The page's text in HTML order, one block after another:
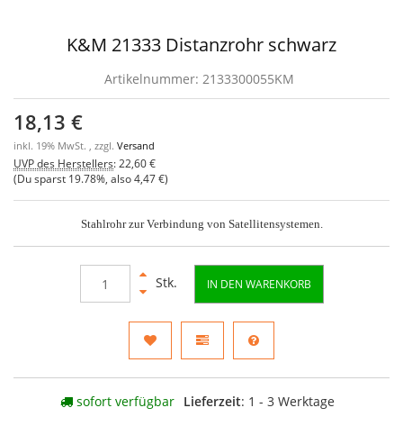
K&M 21333 Distanzrohr schwarz
Artikelnummer: 2133300055KM
18,13 €
inkl. 19% MwSt. , zzgl. Versand
UVP des Herstellers: 22,60 €
(Du sparst 19.78% , also4,47 €)
Stahlrohr zur Verbindung von Satellitensystemen.
Stk. IN DEN WARENKORB
sofort verfügbar Lieferzeit: 1 - 3 Werktage